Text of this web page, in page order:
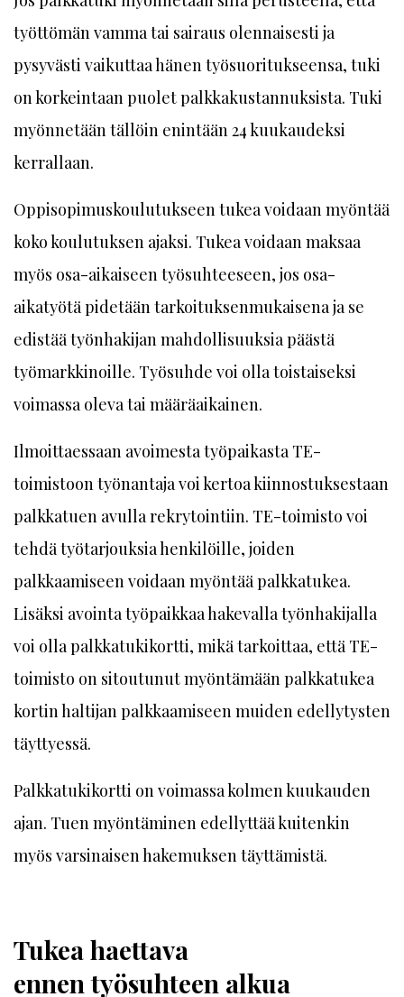
työttömän vamma tai sairaus olennaisesti ja
pysyvästi vaikuttaa hänen työsuoritukseensa, tuki
on korkeintaan puolet palkkakustannuksista. Tuki
myönnetään tällöin enintään 24 kuukaudeksi
kerrallaan.
Oppisopimuskoulutukseen tukea voidaan myöntää
koko koulutuksen ajaksi. Tukea voidaan maksaa
myös osa-aikaiseen työsuhteeseen, jos osa-
aikatyötä pidetään tarkoituksenmukaisena ja se
edistää työnhakijan mahdollisuuksia päästä
työmarkkinoille. Työsuhde voi olla toistaiseksi
voimassa oleva tai määräaikainen.
Ilmoittaessaan avoimesta työpaikasta TE-
toimistoon työnantaja voi kertoa kiinnostuksestaan
palkkatuen avulla rekrytointiin. TE-toimisto voi
tehdä työtarjouksia henkilöille, joiden
palkkaamiseen voidaan myöntää palkkatukea.
Lisäksi avointa työpaikkaa hakevalla työnhakijalla
voi olla palkkatukikortti, mikä tarkoittaa, että TE-
toimisto on sitoutunut myöntämään palkkatukea
kortin haltijan palkkaamiseen muiden edellytysten
täyttyessä.
Palkkatukikortti on voimassa kolmen kuukauden
ajan. Tuen myöntäminen edellyttää kuitenkin
myös varsinaisen hakemuksen täyttämistä.
Tukea haettava
ennen työsuhteen alkua